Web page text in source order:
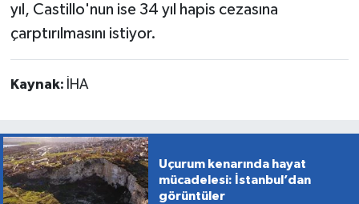
yıl, Castillo'nun ise 34 yıl hapis cezasına
çarptırılmasını istiyor.
Kaynak: İHA
Uçurum kenarında hayat
mücadelesi: İstanbul’dan
görüntüler